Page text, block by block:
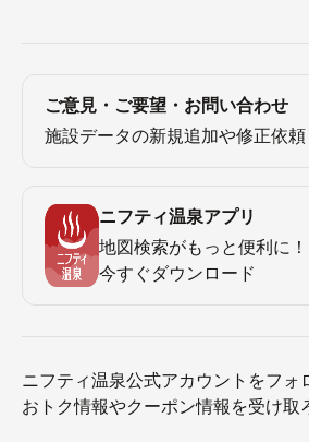
ご意見・ご要望・お問い合わせ
施設データの新規追加や修正依
ニフティ温泉アプリ
地図検索がもっと便利に！
今すぐダウンロード
ニフティ温泉公式アカウントをフォ
おトク情報やクーポン情報を受け取